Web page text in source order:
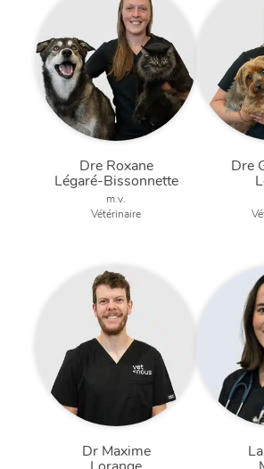
Dre Roxane
Légaré-Bissonnette
m.v.
Vétérinaire
Dre
Dr Maxime